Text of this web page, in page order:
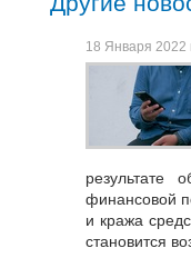
18 Января 2022
результате
финансовой
и кража
становится